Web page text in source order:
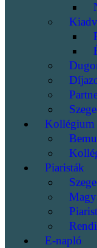
Kollégium
Piaristák
E-napló